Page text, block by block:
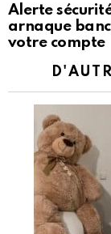
Alerte
arnaque
votre compte